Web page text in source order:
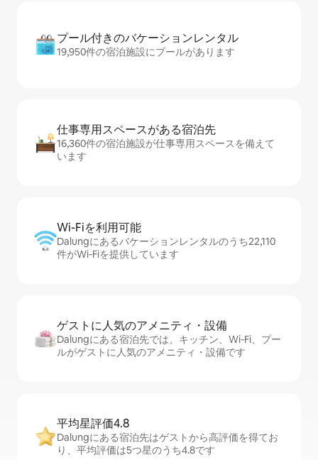
プール付きのバ⁠ケ⁠ー⁠シ⁠ョ⁠ンレ⁠ン⁠タ⁠ル
19,950件の宿泊施設にプールがあります
仕事専用ス⁠ペ⁠ー⁠スがあ⁠る宿⁠泊⁠先
16,360件の宿泊施設が仕事専用スペースを備えて
います
Wi-Fiを利⁠用⁠可⁠能
Dalungにあるバケーションレンタルのうち22,110
件がWi-Fiを提供しています
ゲストに人⁠気⁠のア⁠メ⁠ニ⁠テ⁠ィ・設⁠備
Dalungにある宿泊先では、キッチン、Wi-Fi、プー
ルがゲストに人気のアメニティ・設備です
平均星評価4.8
Dalungにある宿泊先はゲストから高評価を得てお
り、平均評価は5つ星のうち4.8です